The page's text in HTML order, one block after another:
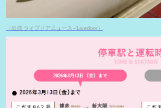
（出典 ライブドアニュース - Livedoor）